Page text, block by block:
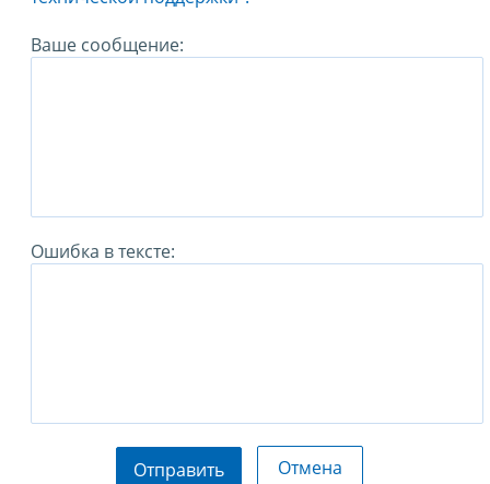
Ваше сообщение:
Ошибка в тексте:
Отправить Отмена